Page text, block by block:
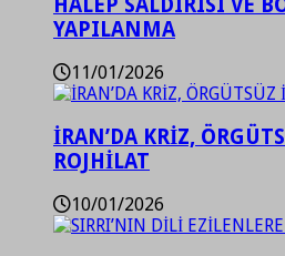
HALEP SALDIRISI VE
YAPILANMA
11/01/2026
İRAN’DA KRİZ,
ROJHİLAT
10/01/2026